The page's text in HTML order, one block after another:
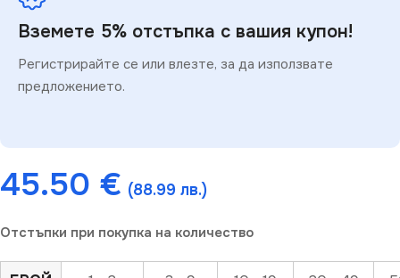
Вземете 5% отстъпка с вашия купон!
Регистрирайте се или влезте, за да използвате
предложението.
45.50 € (88.99 лв.)
Отстъпки при покупка на количество